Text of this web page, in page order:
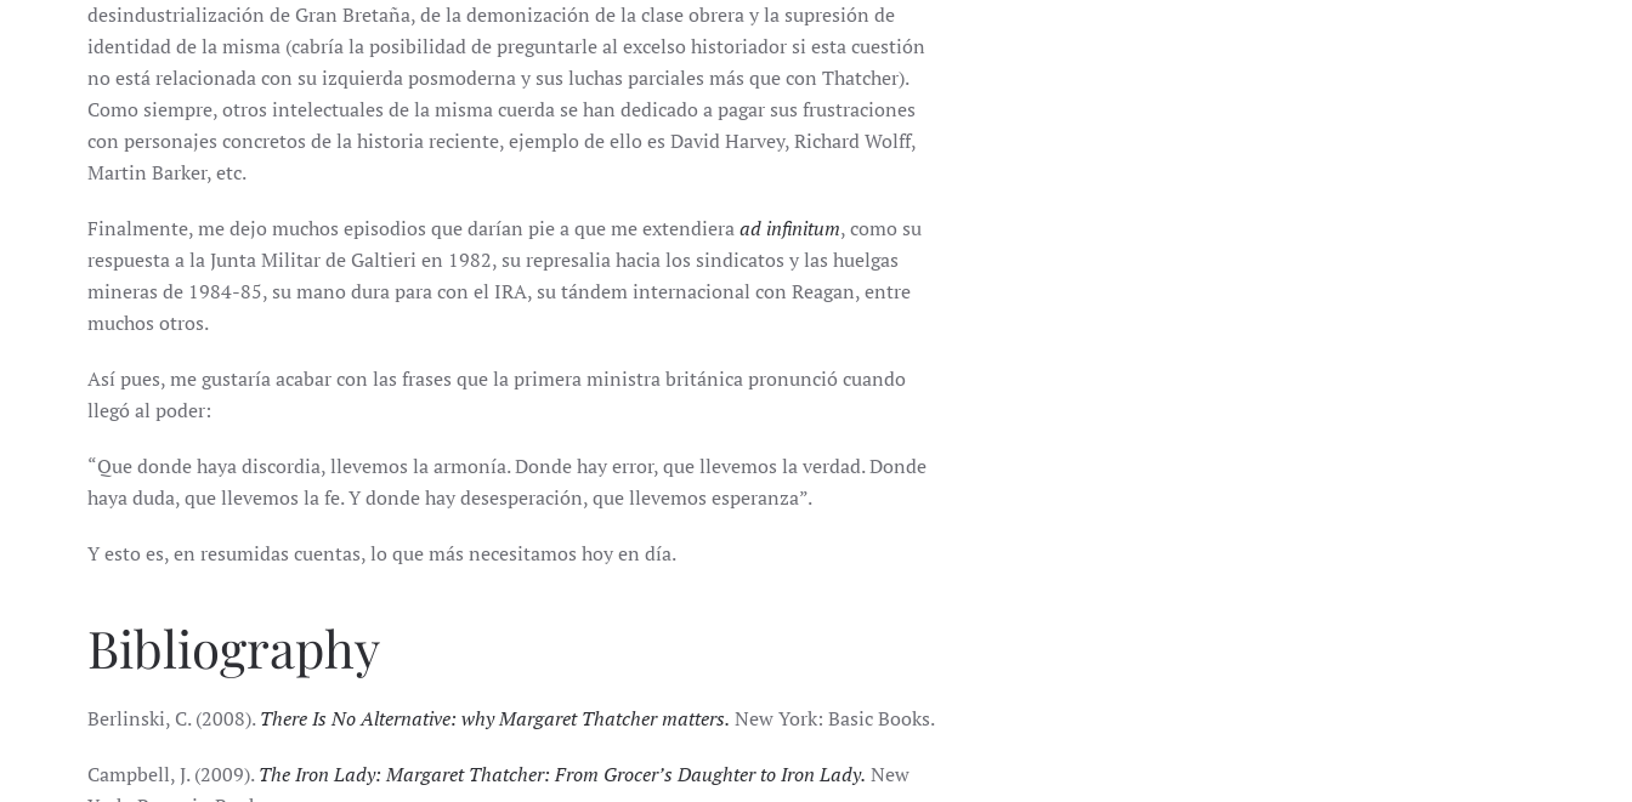
desindustrialización de Gran Bretaña, de la demonización de la clase obrera y la supresión de
identidad de la misma (cabría la posibilidad de preguntarle al excelso historiador si esta cuestión
no está relacionada con su izquierda posmoderna y sus luchas parciales más que con Thatcher).
Como siempre, otros intelectuales de la misma cuerda se han dedicado a pagar sus frustraciones
con personajes concretos de la historia reciente, ejemplo de ello es David Harvey, Richard Wolff,
Martin Barker, etc.
Finalmente, me dejo muchos episodios que darían pie a que me extendieraad infinitum, como su
respuesta a la Junta Militar de Galtieri en 1982, su represalia hacia los sindicatos y las huelgas
mineras de 1984-85, su mano dura para con el IRA, su tándem internacional con Reagan, entre
muchos otros.
Así pues, me gustaría acabar con las frases que la primera ministra británica pronunció cuando
llegó al poder:
“Que donde haya discordia, llevemos la armonía. Donde hay error, que llevemos la verdad. Donde
haya duda, que llevemos la fe. Y donde hay desesperación, que llevemos esperanza”.
Y esto es, en resumidas cuentas, lo que más necesitamos hoy en día.
Bibliography
Berlinski, C. (2008).There Is No Alternative: why Margaret Thatcher matters. New York: Basic Books.
Campbell, J. (2009).The Iron Lady: Margaret Thatcher: From Grocer’s Daughter to Iron Lady. New